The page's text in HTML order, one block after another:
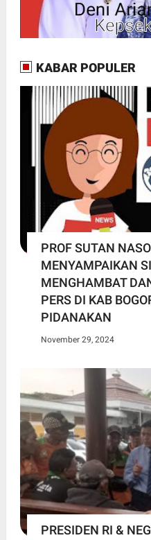
KABAR POPULER
PROF SUTAN
MENYAMPAIKAN
MENGHAMBAT
PERS DI KAB
PIDANAKAN
November 29, 2024
PRESIDEN RI &